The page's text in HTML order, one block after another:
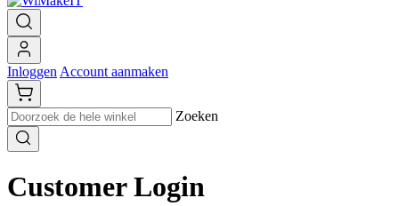
Inloggen Account aanmaken
Zoeken
Customer Login